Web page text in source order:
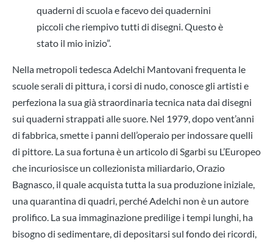
quaderni di scuola e facevo dei quadernini
piccoli che riempivo tutti di disegni. Questo è
stato il mio inizio”.
Nella metropoli tedesca Adelchi Mantovani frequenta le
scuole serali di pittura, i corsi di nudo, conosce gli artisti e
perfeziona la sua già straordinaria tecnica nata dai disegni
sui quaderni strappati alle suore. Nel 1979, dopo vent’anni
di fabbrica, smette i panni dell’operaio per indossare quelli
di pittore. La sua fortuna è un articolo di Sgarbi su L’Europeo
che incuriosisce un collezionista miliardario, Orazio
Bagnasco, il quale acquista tutta la sua produzione iniziale,
una quarantina di quadri, perché Adelchi non è un autore
prolifico. La sua immaginazione predilige i tempi lunghi, ha
bisogno di sedimentare, di depositarsi sul fondo dei ricordi,